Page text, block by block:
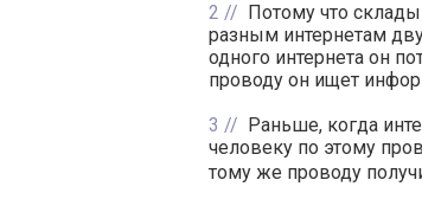
2
Потому что
разным интернетам
одного интернета он
проводу он ищет
3
Раньше, когда
человеку по этому
тому же проводу